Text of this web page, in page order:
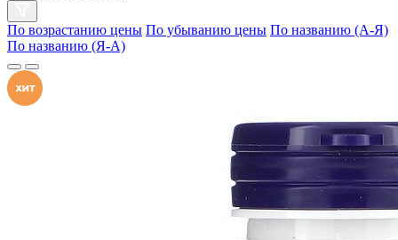
По возрастанию цены По убыванию цены По названию (А-Я)
По названию (Я-А)